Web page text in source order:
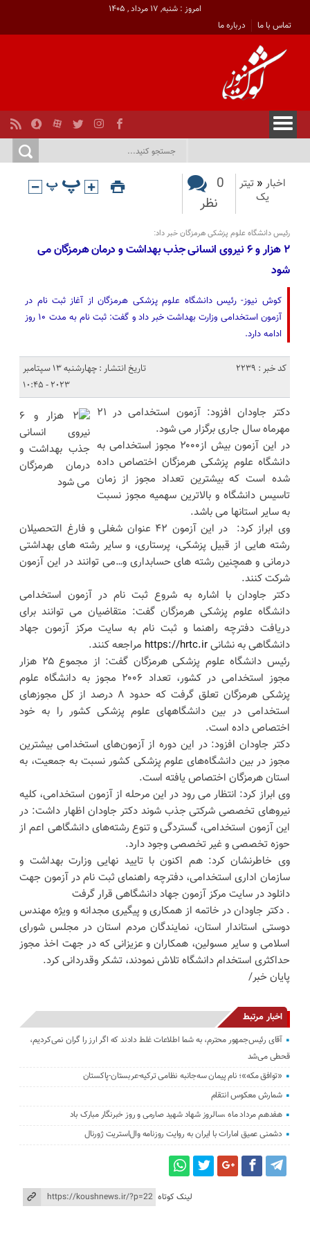
امروز : شنبه, ۱۷ مرداد , ۱۴۰۵
تماس با ما
درباره ما
اخبار « تیتر
یک
0
نظر
رئیس دانشگاه علوم پزشکی هرمزگان خبر داد:
۲ هزار و ۶ نیروی انسانی جذب بهداشت و درمان هرمزگان می
شود
کوش نیوز- رئیس دانشگاه علوم پزشکی هرمزگان از آغاز ثبت نام در
آزمون استخدامی وزارت بهداشت خبر داد و گفت: ثبت نام به مدت ۱۰ روز
ادامه دارد.
کد خبر : 2239
تاریخ انتشار : چهارشنبه 13 سپتامبر
2023 - 10:45
دکتر جاودان افزود: آزمون استخدامی در ۲۱
مهرماه سال جاری برگزار می شود.
در این آزمون بیش از۲۰۰۰ مجوز استخدامی به
دانشگاه علوم پزشکی هرمزگان اختصاص داده
شده است که بیشترین تعداد مجوز از زمان
تاسیس دانشگاه و بالاترین سهمیه مجوز نسبت
به سایر استانها می باشد.
وی ابراز کرد: در این آزمون ۴۲ عنوان شغلی و فارغ التحصیلان
رشته هایی از قبیل پزشکی، پرستاری، و سایر رشته های بهداشتی
درمانی و همچنین رشته های حسابداری و…می توانند در این آزمون
شرکت کنند.
دکتر جاودان با اشاره به شروع ثبت نام در آزمون استخدامی
دانشگاه علوم پزشکی هرمزگان گفت: متقاضیان می توانند برای
دریافت دفترچه راهنما و ثبت نام به سایت مرکز آزمون جهاد
دانشگاهی به نشانیhttps://hrtc.ir مراجعه کنند.
رئیس دانشگاه علوم پزشکی هرمزگان گفت: از مجموع ۲۵ هزار
مجوز استخدامی در کشور، تعداد ۲۰۰۶ مجوز به دانشگاه علوم
پزشکی هرمزگان تعلق گرفت که حدود ۸ درصد از کل مجوزهای
استخدامی در بین دانشگاههای علوم پزشکی کشور را به خود
اختصاص داده است.
دکتر جاودان افزود: در این دوره از آزمون‌های استخدامی بیشترین
مجوز در بین دانشگاه‌های علوم پزشکی کشور نسبت به جمعیت، به
استان هرمزگان اختصاص یافته است.
وی ابراز کرد: انتظار می رود در این مرحله از آزمون استخدامی، کلیه
نیروهای تخصصی شرکتی جذب شوند دکتر جاودان اظهار داشت: در
این آزمون استخدامی، گستردگی و تنوع رشته‌های دانشگاهی اعم از
حوزه تخصصی و غیر تخصصی وجود دارد.
وی خاطرنشان کرد: هم اکنون با تایید نهایی وزارت بهداشت و
سازمان اداری استخدامی، دفترچه راهنمای ثبت نام در آزمون جهت
دانلود در سایت مرکز آزمون جهاد دانشگاهی قرار گرفت
. دکتر جاودان در خاتمه از همکاری و پیگیری مجدانه و ویژه مهندس
دوستی استاندار استان، نمایندگان مردم استان در مجلس شورای
اسلامی و سایر مسولین، همکاران و عزیزانی که در جهت اخذ مجوز
حداکثری استخدام دانشگاه تلاش نمودند، تشکر وقدردانی کرد.
پایان خبر/
اخبار مرتبط
آقای رئیس‌جمهور محترم، به شما اطلاعات غلط دادند که اگر ارز را گران نمی‌کردیم،
قحطی می‌شد
«توافق مکه»؛ نام پیمان سه‌جانبه نظامی ترکیه-عربستان-پاکستان
شمارش معکوس انتقام
هفدهم مرداد ماه ،سالروز شهاد شهید صارمی و روز خبرنگار مبارک باد
دشمنی عمیق امارات با ایران به روایت روزنامه وال‌استریت ژورنال
لینک کوتاه